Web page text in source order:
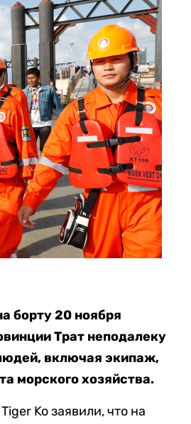
борту 20 ноября
Трат неподалеку
включая экипаж,
морского хозяйства.
Ko заявили, что на